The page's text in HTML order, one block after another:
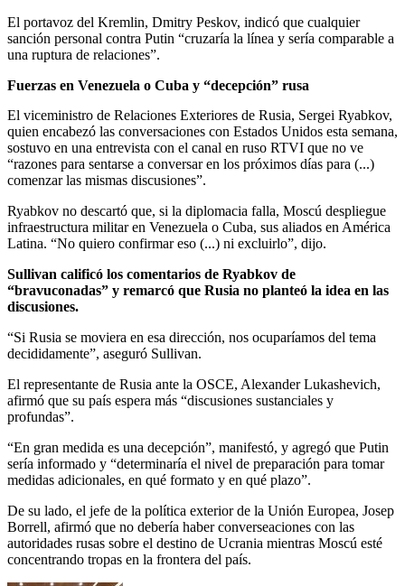
El portavoz del Kremlin, Dmitry Peskov, indicó que cualquier
sanción personal contra Putin “cruzaría la línea y sería comparable a
una ruptura de relaciones”.
Fuerzas en Venezuela o Cuba y “decepción” rusa
El viceministro de Relaciones Exteriores de Rusia, Sergei Ryabkov,
quien encabezó las conversaciones con Estados Unidos esta semana,
sostuvo en una entrevista con el canal en ruso RTVI que no ve
“razones para sentarse a conversar en los próximos días para (...)
comenzar las mismas discusiones”.
Ryabkov no descartó que, si la diplomacia falla, Moscú despliegue
infraestructura militar en Venezuela o Cuba, sus aliados en América
Latina. “No quiero confirmar eso (...) ni excluirlo”, dijo.
Sullivan calificó los comentarios de Ryabkov de
“bravuconadas” y remarcó que Rusia no planteó la idea en las
discusiones.
“Si Rusia se moviera en esa dirección, nos ocuparíamos del tema
decididamente”, aseguró Sullivan.
El representante de Rusia ante la OSCE, Alexander Lukashevich,
afirmó que su país espera más “discusiones sustanciales y
profundas”.
“En gran medida es una decepción”, manifestó, y agregó que Putin
sería informado y “determinaría el nivel de preparación para tomar
medidas adicionales, en qué formato y en qué plazo”.
De su lado, el jefe de la política exterior de la Unión Europea, Josep
Borrell, afirmó que no debería haber converseaciones con las
autoridades rusas sobre el destino de Ucrania mientras Moscú esté
concentrando tropas en la frontera del país.